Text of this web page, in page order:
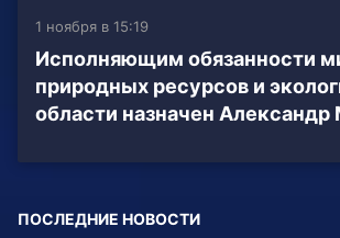
1 ноября в 15:19
Исполняющим обязанности
природных ресурсов и
области назначен Александр
ПОСЛЕДНИЕ НОВОСТИ